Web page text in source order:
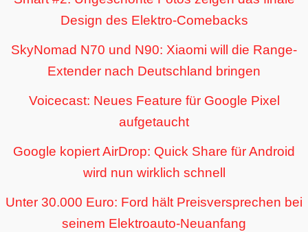
Design des Elektro-Comebacks
SkyNomad N70 und N90: Xiaomi will die Range-
Extender nach Deutschland bringen
Voicecast: Neues Feature für Google Pixel
aufgetaucht
Google kopiert AirDrop: Quick Share für Android
wird nun wirklich schnell
Unter 30.000 Euro: Ford hält Preisversprechen bei
seinem Elektroauto-Neuanfang